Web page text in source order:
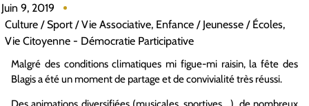
Juin 9, 2019
Culture / Sport / Vie Associative, Enfance / Jeunesse / Écoles,
Vie Citoyenne - Démocratie Participative
Malgré des conditions climatiques mi figue-mi raisin, la fête des
Blagis a été un moment de partage et de convivialité très réussi.